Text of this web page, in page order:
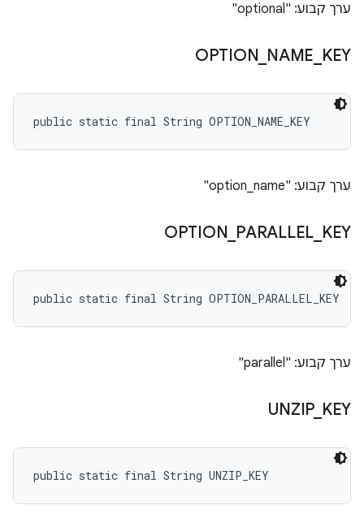
ערך קבוע: "optional"
OPTION NAME KEY
public static final String OPTION_NAME_KEY
ערך קבוע: "option_name"
OPTION PARALLEL KEY
public static final String OPTION_PARALLEL_KEY
ערך קבוע: "parallel"
UNZIP_ KEY
public static final String UNZIP_KEY